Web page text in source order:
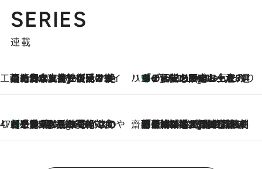
SERIES
連載
工藤まやのおもてなしハワイ
7 Hours Ago
【ハワイ土産】ローカルの絶大な支持で復活！ 絶品の幻クッキー《元ファンの日本人女性が受け継いだ名店》 ハワイ賢者 リサのお気に入りリスト7 Hours Ago
あの伝説の限定トートも！ リニューアルした「ディーン＆デルーカ ハワイ」で必須のお土産8選
47都道府県の手みやげ ひんやりスイーツで夏を満喫
7 Hours Ago
【三重県】この夏絶対食べたい 冷やしておいしいおやつ3選 お餅×アイスの新感覚スイーツ 齋藤 薫 美容脳ルネサンス
7 Hours Ago
「荷物が増えるほど旅ストレスは増す」美容ジャーナリストがたどり着いた最終結論。“化粧品を劇的に減らす”感動の凝縮美容とは